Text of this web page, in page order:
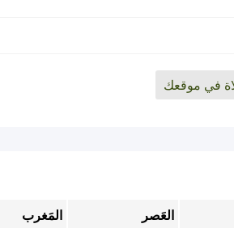
في موقعك
العَصر المَغرب